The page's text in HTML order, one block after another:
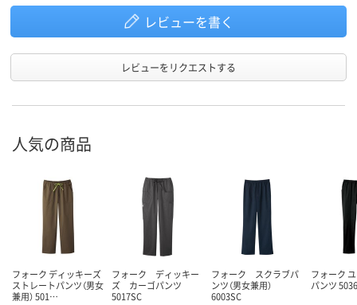
レビューを書く
レビューをリクエストする
人気の商品
フォーク ディッキーズ
ストレートパンツ（男女
兼用） 501…
フォーク ディッキー
ズ カーゴパンツ
5017SC
フォーク スクラブパ
ンツ（男女兼用）
6003SC
フォーク
パンツ